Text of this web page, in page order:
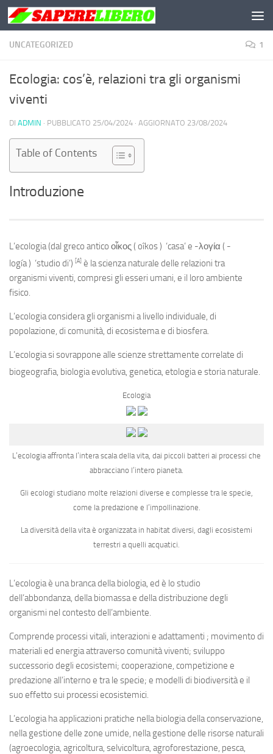
Salta al contenuto
UNCATEGORIZED 1
Ecologia: cos’è, relazioni tra gli organismi
viventi
DI ADMIN · PUBBLICATO 25/04/2024 · AGGIORNATO 23/08/2024
Table of Contents
Introduzione
L’ecologia(dal greco antico οἶκος( oîkos ) ‘casa’ e -λογία ( -
logía) ‘studio di’) [A] è la scienza naturale delle relazioni tra
organismi viventi, compresi gli esseri umani, e il loro ambiente
fisico.
L’ecologia considera gli organismi a livello individuale, di
popolazione, di comunità, di ecosistema e di biosfera.
L’ecologia si sovrappone alle scienze strettamente correlate di
biogeografia, biologia evolutiva, genetica, etologia e storia naturale.
Ecologia
L’ecologia affronta l’intera scala della vita, dai piccoli batteri ai processi che
abbracciano l’intero pianeta.
Gli ecologi studiano molte relazioni diverse e complesse tra le specie,
come la predazione e l’impollinazione.
La diversità della vita è organizzata in habitat diversi, dagli ecosistemi
terrestri a quelli acquatici.
L’ecologia è una branca della biologia, ed è lo studio
dell’abbondanza, della biomassa e della distribuzione degli
organismi nel contesto dell’ambiente.
Comprende processi vitali, interazioni e adattamenti ; movimento di
materiali ed energia attraverso comunità viventi; sviluppo
successorio degli ecosistemi; cooperazione, competizione e
predazione all’interno e tra le specie; e modelli di biodiversità e il
suo effetto sui processi ecosistemici.
L’ecologia ha applicazioni pratiche nella biologia della conservazione,
nella gestione delle zone umide, nella gestione delle risorse naturali
(agroecologia, agricoltura, selvicoltura, agroforestazione, pesca,